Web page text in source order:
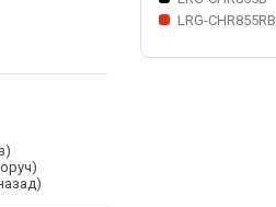
LRG-CHR855RB